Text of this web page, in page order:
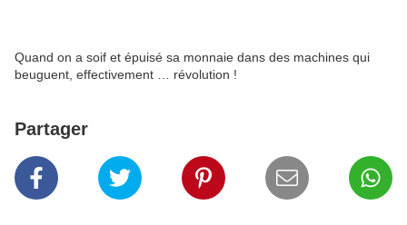
Quand on a soif et épuisé sa monnaie dans des machines qui
beuguent, effectivement … révolution !
Partager